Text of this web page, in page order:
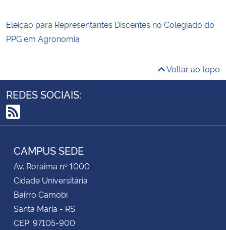
Eleição para Representantes Discentes no Colegiado do
PPG em Agronomia
Voltar ao topo
REDES SOCIAIS:
RSS
CAMPUS SEDE
Av. Roraima nº 1000
Cidade Universitária
Bairro Camobi
Santa Maria - RS
CEP: 97105-900